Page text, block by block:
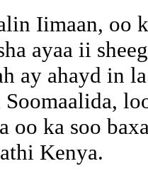
Iimaan, oo
ayaa ii
ay ahayd in
Soomaalida,
oo ka soo
Kenya.